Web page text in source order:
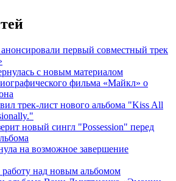
первый совместный трек
с новым материалом
фильма «Майкл» о
трек-лист нового альбома "Kiss All
новый сингл "Possession" перед
на возможное завершение
над новым альбомом